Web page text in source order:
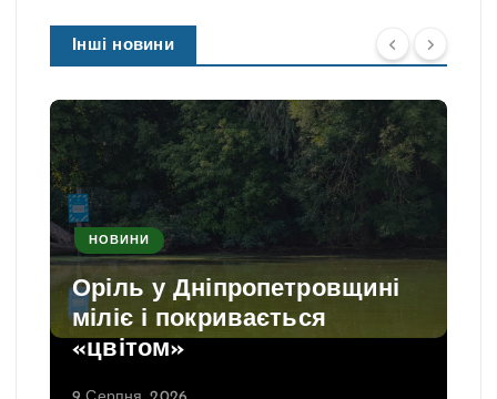
Інші новини
НОВИНИ
Оріль у Дніпропетровщині
міліє і покривається
«цвітом»